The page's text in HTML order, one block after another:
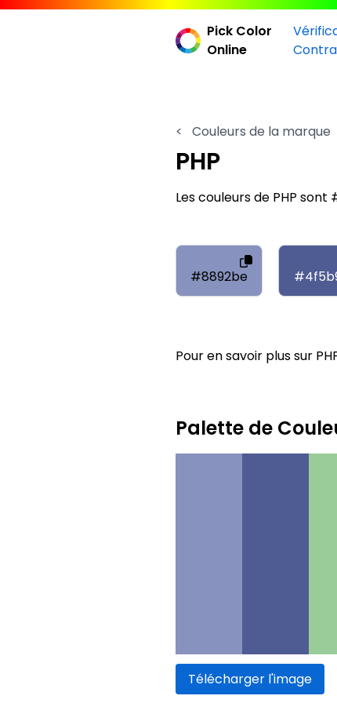
Pick Color
Online
< Couleurs de la marque
PHP
Les couleurs de PHP
#8892be
Pour en savoir plus sur
Palette de
Télécharger l'image